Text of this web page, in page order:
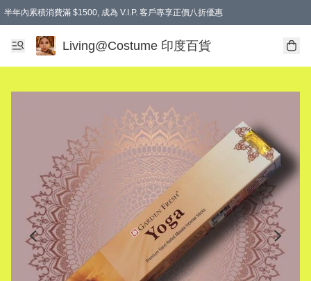
半年內累積消費滿 $1500, 成為 V.I.P. 客戶專享正價八折優惠
滿$600免本地運費
Living@Costume 印度百貨